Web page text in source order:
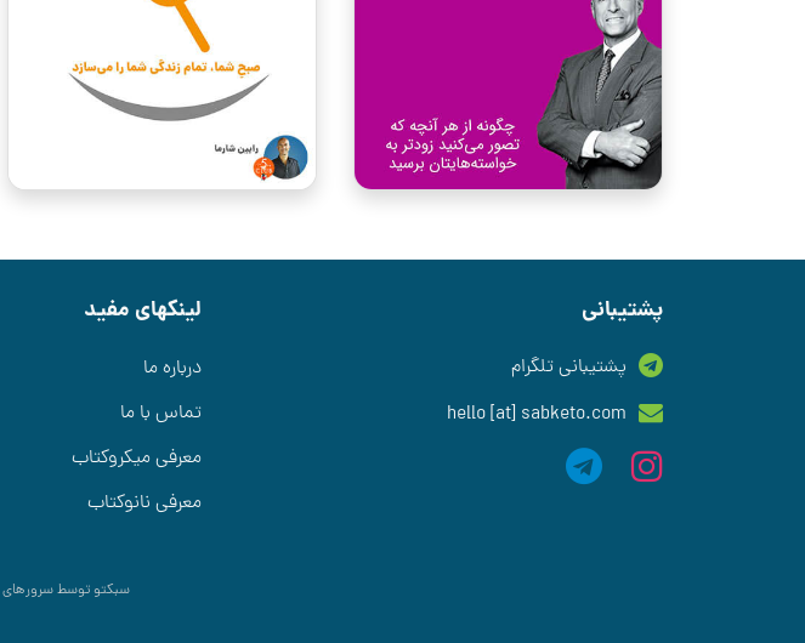
پشتیبانی
پشتیبانی تلگرام
hello [at] sabketo.com
لینکهای مفید
درباره ما
تماس با ما
معرفی میکروکتاب
معرفی نانوکتاب
سبکتو توسط سرورهای